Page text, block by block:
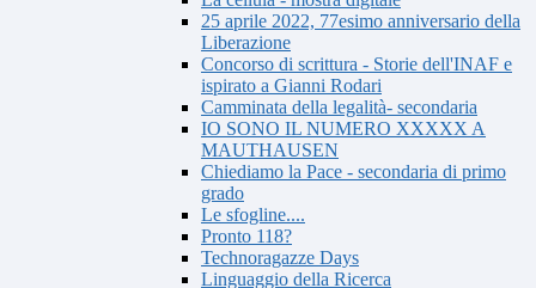
25 aprile 2022, 77esimo anniversario della
Liberazione
Concorso di scrittura - Storie dell'INAF e
ispirato a Gianni Rodari
Camminata della legalità- secondaria
IO SONO IL NUMERO XXXXX A
MAUTHAUSEN
Chiediamo la Pace - secondaria di primo
grado
Le sfogline....
Pronto 118?
Technoragazze Days
Linguaggio della Ricerca